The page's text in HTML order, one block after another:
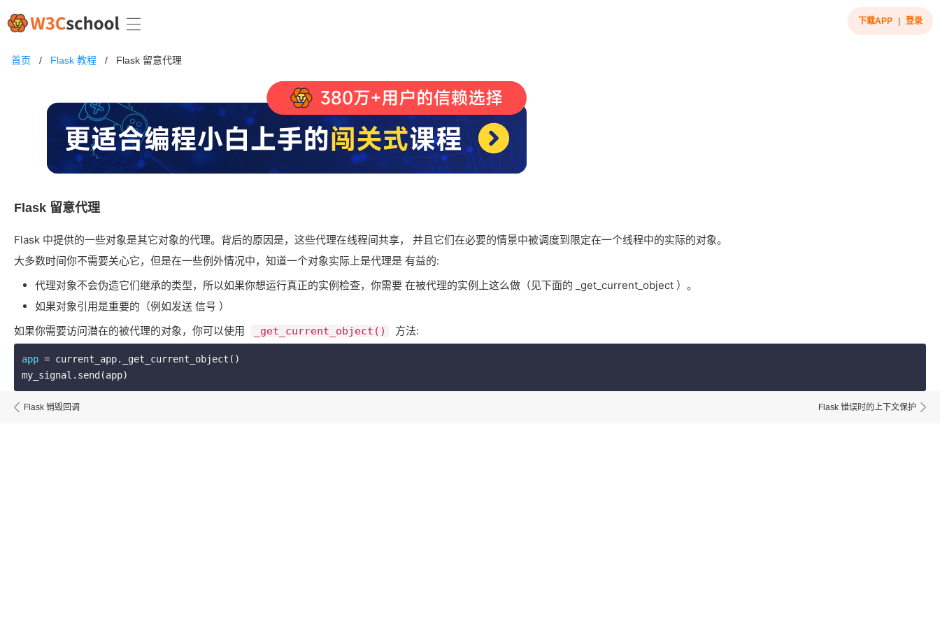
下载APP 登录
首页 / Flask 教程 / Flask 留意代理
Flask 留意代理
Flask 中提供的一些对象是其它对象的代理。背后的原因是，这些代理在线程间共享， 并且它们在必要的情景中被调度到限定在一个线程中的实际的对象。
大多数时间你不需要关心它，但是在一些例外情况中，知道一个对象实际上是代理是 有益的:
代理对象不会伪造它们继承的类型，所以如果你想运行真正的实例检查，你需要 在被代理的实例上这么做（见下面的 _get_current_object ）。
如果对象引用是重要的（例如发送 信号 ）
如果你需要访问潜在的被代理的对象，你可以使用 ​
_get_current_object() ​ 方法:
app = current_app._get_current_object()
my_signal.send(app)
Flask 销毁回调 Flask 错误时的上下文保护